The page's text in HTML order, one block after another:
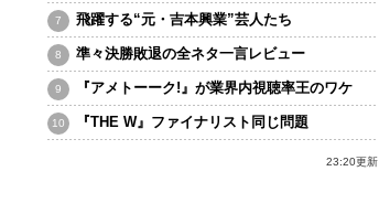
飛躍する“元・吉本興業”芸人たち
準々決勝敗退の全ネタ一言レビュー
『アメトーーク!』が業界内視聴率王のワケ
『THE W』ファイナリスト同じ問題
23:20更新